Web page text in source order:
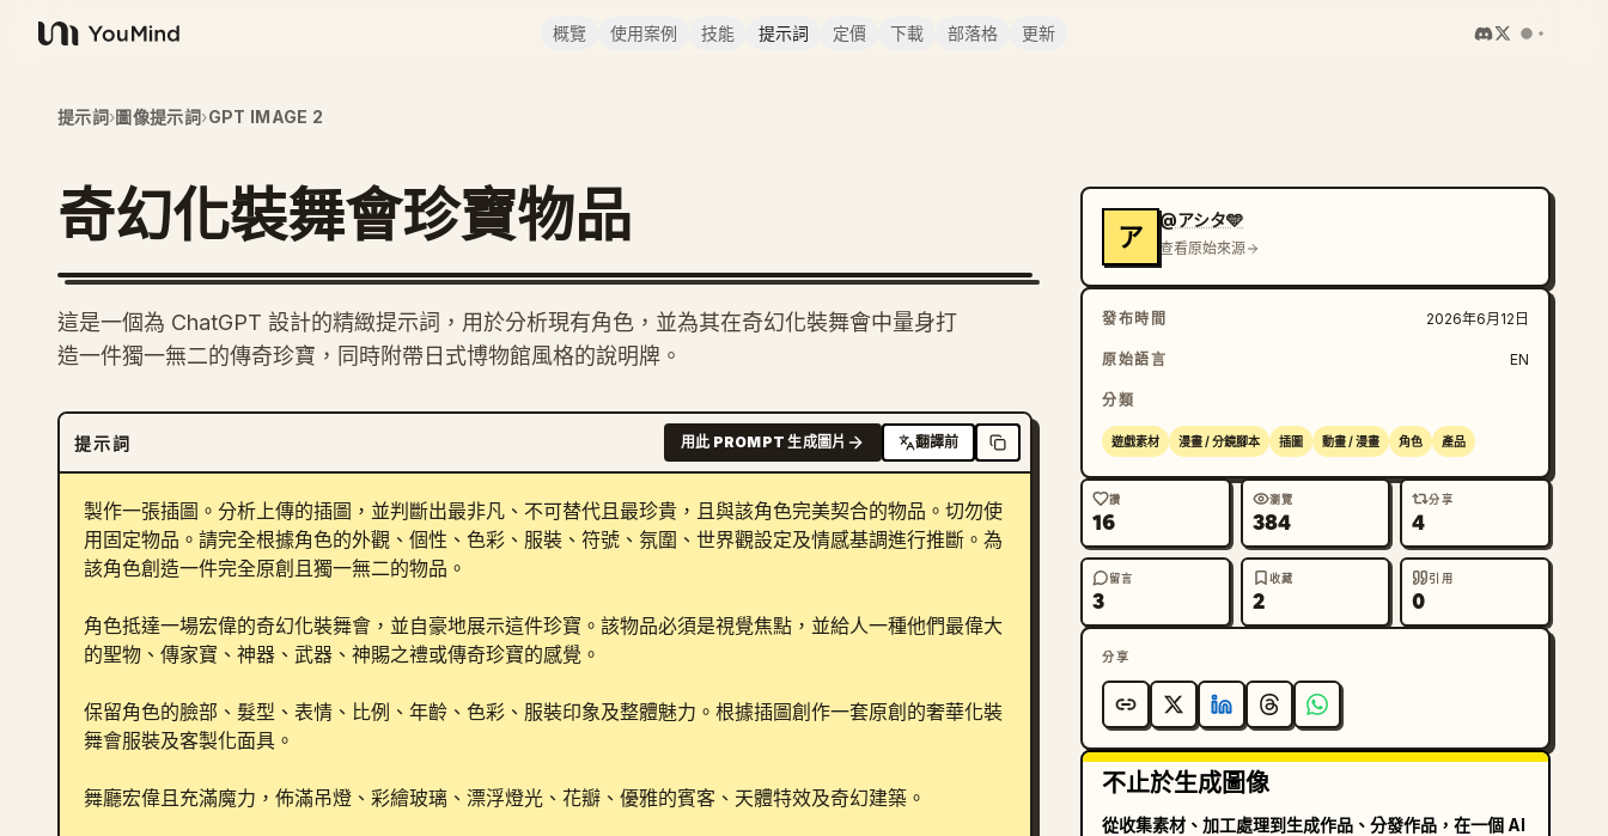
YouMind
概覽 使用案例 技能 提示詞 定價 下載 部落格 更新
提示詞›圖像提示詞›GPT IMAGE 2
奇幻化裝舞會珍寶物品
這是一個為 ChatGPT 設計的精緻提示詞，用於分析現有角色，並為其在奇幻化裝舞會中量身打
造一件獨一無二的傳奇珍寶，同時附帶日式博物館風格的說明牌。
提示詞 用此 PROMPT 生成圖片 翻譯前
製作一張插圖。分析上傳的插圖，並判斷出最非凡、不可替代且最珍貴，且與該角色完美契合的物品。切勿使
用固定物品。請完全根據角色的外觀、個性、色彩、服裝、符號、氛圍、世界觀設定及情感基調進行推斷。為
該角色創造一件完全原創且獨一無二的物品。
角色抵達一場宏偉的奇幻化裝舞會，並自豪地展示這件珍寶。該物品必須是視覺焦點，並給人一種他們最偉大
的聖物、傳家寶、神器、武器、神賜之禮或傳奇珍寶的感覺。
保留角色的臉部、髮型、表情、比例、年齡、色彩、服裝印象及整體魅力。根據插圖創作一套原創的奢華化裝
舞會服裝及客製化面具。
舞廳宏偉且充滿魔力，佈滿吊燈、彩繪玻璃、漂浮燈光、花瓣、優雅的賓客、天體特效及奇幻建築。
ア
@アシタ🩵
查看原始來源
發布時間 2026年6月12日
原始語言 EN
分類
遊戲素材 漫畫 / 分鏡腳本 插圖 動畫 / 漫畫 角色 產品
讚
16
瀏覽
384
分享
4
留言
3
收藏
2
引用
0
分享
不止於生成圖像
從收集素材、加工處理到生成作品、分發作品，在一個 AI